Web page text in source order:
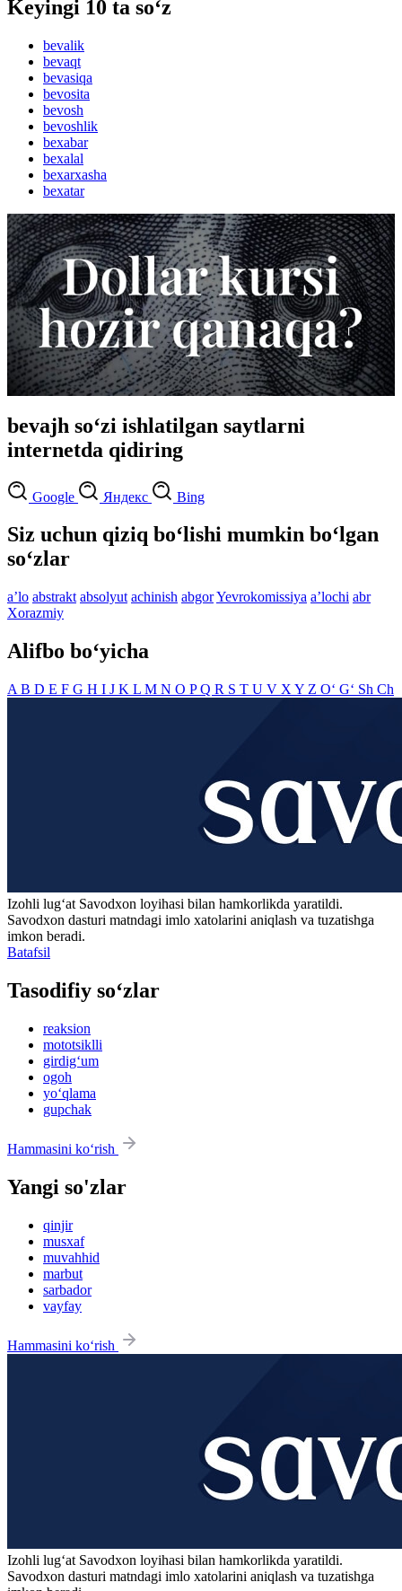
Keyingi 10 ta so‘z
bevalik
bevaqt
bevasiqa
bevosita
bevosh
bevoshlik
bexabar
bexalal
bexarxasha
bexatar
bevajh so‘zi ishlatilgan saytlarni
internetda qidiring
Google Яндекс Bing
Siz uchun qiziq bo‘lishi mumkin bo‘lgan
so‘zlar
aʼlo abstrakt absolyut achinish abgorYevrokomissiya aʼlochi abr
Xorazmiy
Alifbo bo‘yicha
A B D E F G H I J K L M N O PQ R S T U V X Y Z O‘ G‘ Sh Ch
Izohli lugʻat Savodxon loyihasi bilan hamkorlikda yaratildi.
Savodxon dasturi matndagi imlo xatolarini aniqlash va tuzatishga
imkon beradi.
Batafsil
Tasodifiy so‘zlar
reaksion
mototsiklli
girdig‘um
ogoh
yo‘qlama
gupchak
Hammasini ko‘rish
Yangi so'zlar
qinjir
musxaf
muvahhid
marbut
sarbador
vayfay
Hammasini ko‘rish
Izohli lugʻat Savodxon loyihasi bilan hamkorlikda yaratildi.
Savodxon dasturi matndagi imlo xatolarini aniqlash va tuzatishga